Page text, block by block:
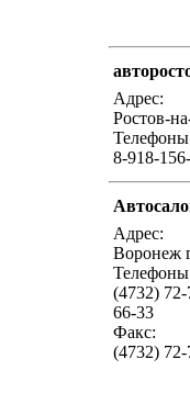
Адрес:
Ростов-
8-918-
Адрес:
Воронеж
(4732)
66-33
Факс:
(4732)